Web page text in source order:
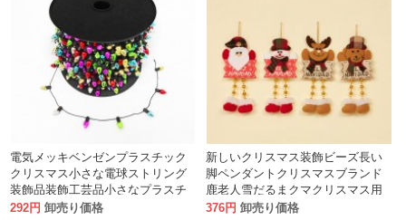
電気メッキベンゼンプラスチック
クリスマス小さな電球ストリング
装飾品装飾工芸品小さなプラスチ
ックアクセサリー
292円 卸売り価格
新しいクリスマス装飾ビーズ長い
脚ペンダントクリスマスブランド
鹿老人雪だるまクマクリスマス用
品かわいいペンダント
376円 卸売り価格